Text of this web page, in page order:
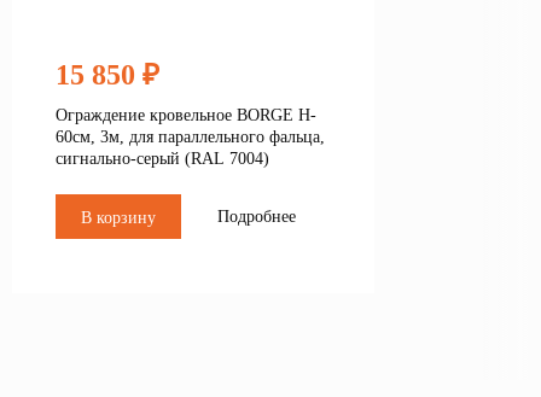
15 850 ₽
Ограждение кровельное BORGE H-
60см, 3м, для параллельного фальца,
сигнально-серый (RAL 7004)
В корзину Подробнее